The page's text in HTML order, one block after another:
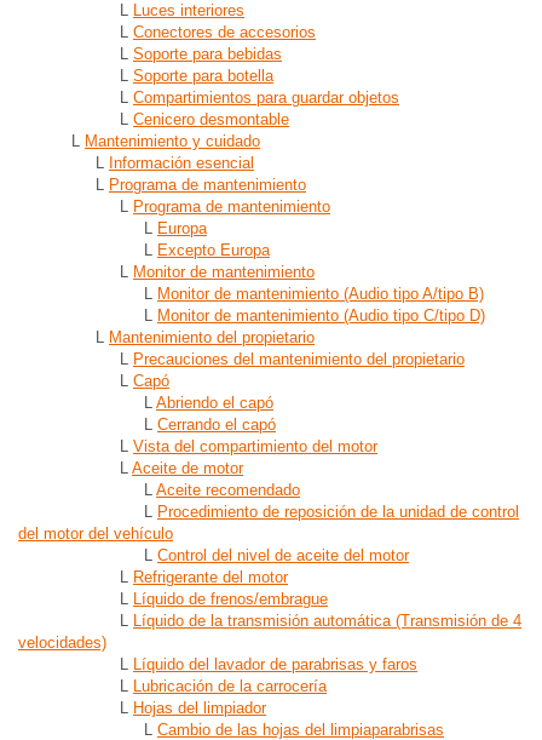
L Luces interiores
L Conectores de accesorios
L Soporte para bebidas
L Soporte para botella
L Compartimientos para guardar objetos
L Cenicero desmontable
L Mantenimiento y cuidado
L Información esencial
L Programa de mantenimiento
L Programa de mantenimiento
L Europa
L Excepto Europa
L Monitor de mantenimiento
L Monitor de mantenimiento (Audio tipo A/tipo B)
L Monitor de mantenimiento (Audio tipo C/tipo D)
L Mantenimiento del propietario
L Precauciones del mantenimiento del propietario
L Capó
L Abriendo el capó
L Cerrando el capó
L Vista del compartimiento del motor
L Aceite de motor
L Aceite recomendado
L Procedimiento de reposición de la unidad de control
del motor del vehículo
L Control del nivel de aceite del motor
L Refrigerante del motor
L Líquido de frenos/embrague
L Líquido de la transmisión automática (Transmisión de 4
velocidades)
L Líquido del lavador de parabrisas y faros
L Lubricación de la carrocería
L Hojas del limpiador
L Cambio de las hojas del limpiaparabrisas